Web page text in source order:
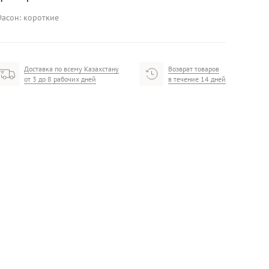
короткие
Доставка по всему Казахстану
от 3 до 8 рабочих дней
Возврат товаров
в течение 14 дней